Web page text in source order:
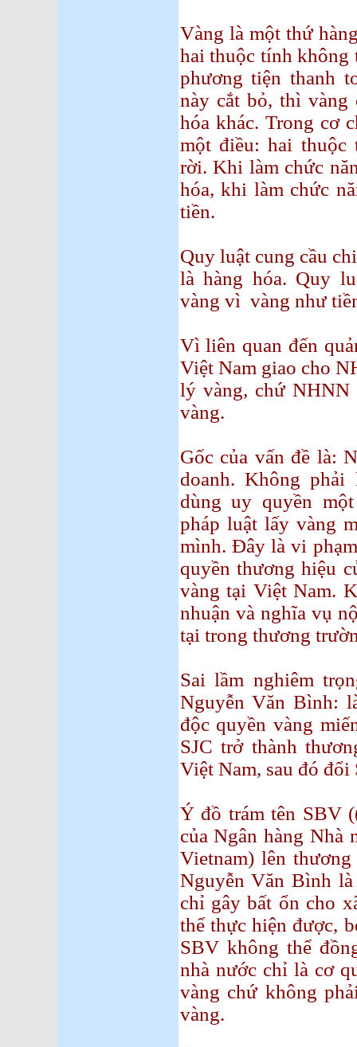
Vàng là một thứ
hai thuộc tính không
phương tiện thanh
này cắt bỏ, thì vàng
hóa khác. Trong cơ
một điều: hai thuộc
rời. Khi làm chức
hóa, khi làm chức
tiền.
Quy luật cung cầu
là hàng hóa. Quy
vàng vì vàng như
Vì liên quan đến
Việt Nam giao cho
lý vàng, chứ NHNN
vàng.
Gốc của vấn đề là:
doanh. Không
dùng uy quyền
pháp luật lấy vàng
mình. Đây là vi
quyền thương hiệu
vàng tại Việt Nam.
nhuận và nghĩa vụ
tại trong thương
Sai lầm nghiêm
Nguyễn Văn Bình:
độc quyền vàng
SJC trở thành
Việt Nam, sau đó
Ý đồ trám tên SBV
của Ngân hàng Nhà
Vietnam) lên
Nguyễn Văn Bình
chỉ gây bất ổn cho
thể thực hiện được,
SBV không thể
nhà nước chỉ là cơ
vàng chứ không
vàng.